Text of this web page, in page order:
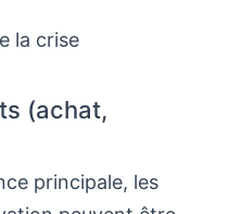
la crise
(achat,
principale, les